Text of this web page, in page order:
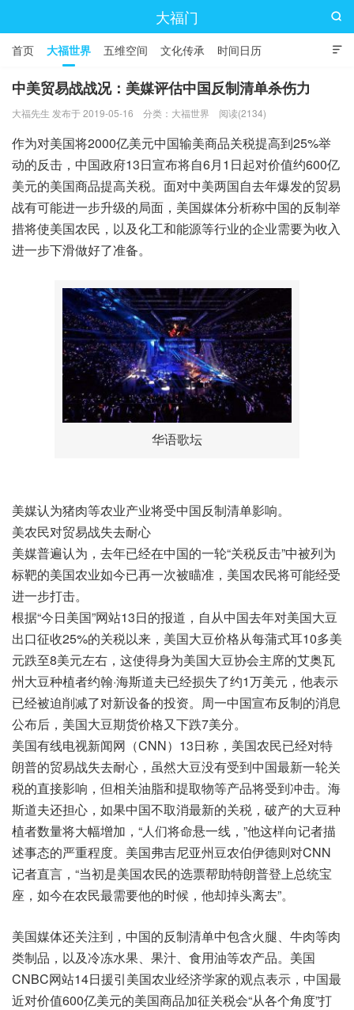
大福门

首页 大福世界 五维空间 文化传承 时间日历

中美贸易战战况：美媒评估中国反制清单杀伤力
大福先生 发布于 2019-05-16 分类： 大福世界 阅读(2134)
作为对美国将2000亿美元中国输美商品关税提高到25%举
动的反击，中国政府13日宣布将自6月1日起对价值约600亿
美元的美国商品提高关税。面对中美两国自去年爆发的贸易
战有可能进一步升级的局面，美国媒体分析称中国的反制举
措将使美国农民，以及化工和能源等行业的企业需要为收入
进一步下滑做好了准备。
华语歌坛
美媒认为猪肉等农业产业将受中国反制清单影响。
美农民对贸易战失去耐心
美媒普遍认为，去年已经在中国的一轮“关税反击”中被列为
标靶的美国农业如今已再一次被瞄准，美国农民将可能经受
进一步打击。
根据“今日美国”网站13日的报道，自从中国去年对美国大豆
出口征收25%的关税以来，美国大豆价格从每蒲式耳10多美
元跌至8美元左右，这使得身为美国大豆协会主席的艾奥瓦
州大豆种植者约翰·海斯道夫已经损失了约1万美元，他表示
已经被迫削减了对新设备的投资。周一中国宣布反制的消息
公布后，美国大豆期货价格又下跌7美分。
美国有线电视新闻网（CNN）13日称，美国农民已经对特
朗普的贸易战失去耐心，虽然大豆没有受到中国最新一轮关
税的直接影响，但相关油脂和提取物等产品将受到冲击。海
斯道夫还担心，如果中国不取消最新的关税，破产的大豆种
植者数量将大幅增加，“人们将命悬一线，”他这样向记者描
述事态的严重程度。美国弗吉尼亚州豆农伯伊德则对CNN
记者直言，“当初是美国农民的选票帮助特朗普登上总统宝
座，如今在农民最需要他的时候，他却掉头离去”。
美国媒体还关注到，中国的反制清单中包含火腿、牛肉等肉
类制品，以及冷冻水果、果汁、食用油等农产品。美国
CNBC网站14日援引美国农业经济学家的观点表示，中国最
近对价值600亿美元的美国商品加征关税会“从各个角度”打